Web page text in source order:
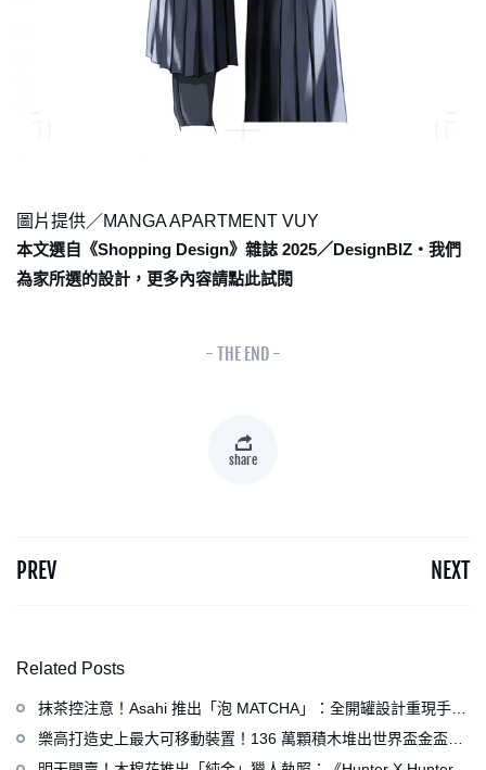
圖片提供／MANGA APARTMENT VUY
本文選自《Shopping Design》雜誌 2025／DesignBIZ・我們
為家所選的設計，更多內容請點此試閱
- THE END -
share
PREV NEXT
Related Posts
抹茶控注意！Asahi 推出「泡 MATCHA」：全開罐設計重現手打
泡感，拿鐵、可爾必思等新品同步亮相
樂高打造史上最大可移動裝置！136 萬顆積木堆出世界盃金盃，
梅西、姆巴佩、C 羅化身樂高人偶